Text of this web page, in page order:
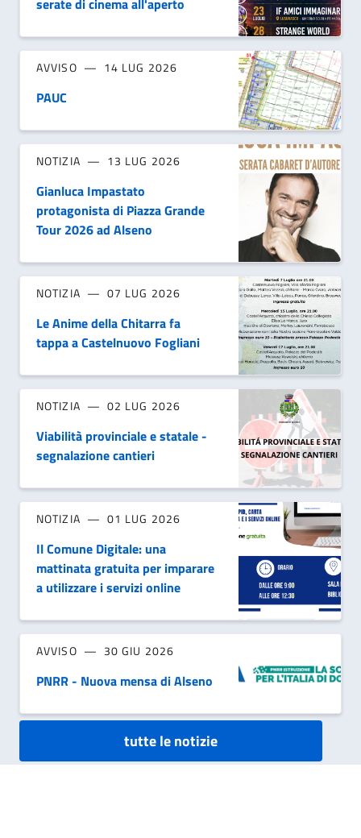
serate di cinema all'aperto
AVVISO 14 LUG 2026
PAUC
NOTIZIA 13 LUG 2026
Gianluca Impastato
protagonista di Piazza Grande
Tour 2026 ad Alseno
NOTIZIA 07 LUG 2026
Le Anime della Chitarra fa
tappa a Castelnuovo Fogliani
NOTIZIA 02 LUG 2026
Viabilità provinciale e statale -
segnalazione cantieri
NOTIZIA 01 LUG 2026
Il Comune Digitale: una
mattinata gratuita per imparare
a utilizzare i servizi online
AVVISO 30 GIU 2026
PNRR - Nuova mensa di Alseno
tutte le notizie